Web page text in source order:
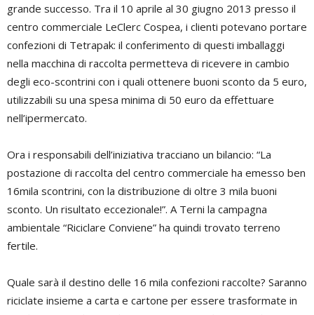
grande successo. Tra il 10 aprile al 30 giugno 2013 presso il
centro commerciale LeClerc Cospea, i clienti potevano portare
confezioni di Tetrapak: il conferimento di questi imballaggi
nella macchina di raccolta permetteva di ricevere in cambio
degli eco-scontrini con i quali ottenere buoni sconto da 5 euro,
utilizzabili su una spesa minima di 50 euro da effettuare
nell’ipermercato.
Ora i responsabili dell’iniziativa tracciano un bilancio: “La
postazione di raccolta del centro commerciale ha emesso ben
16mila scontrini, con la distribuzione di oltre 3 mila buoni
sconto. Un risultato eccezionale!”. A Terni la campagna
ambientale “Riciclare Conviene” ha quindi trovato terreno
fertile.
Quale sarà il destino delle 16 mila confezioni raccolte? Saranno
riciclate insieme a carta e cartone per essere trasformate in